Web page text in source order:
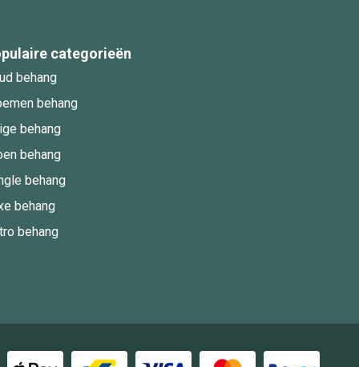
categorieën
behang
behang
behang
behang
behang
behang
behang